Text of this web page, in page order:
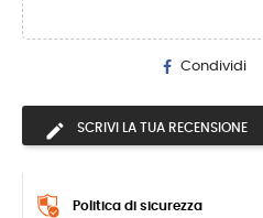
Condividi
SCRIVI LA TUA RECENSIONE
Politica di sicurezza